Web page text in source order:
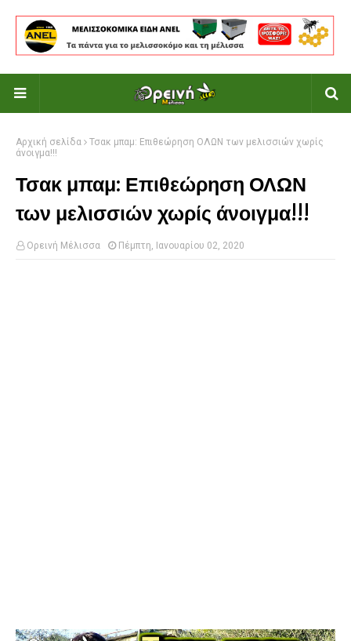
Αρχική σελίδα
Τσακ μπαμ: Επιθεώρηση ΟΛΩΝ των μελισσιών χωρίς
άνοιγμα!!!
Τσακ μπαμ: Επιθεώρηση ΟΛΩΝ
των μελισσιών χωρίς άνοιγμα!!!
Ορεινή Μέλισσα Πέμπτη, Ιανουαρίου 02, 2020